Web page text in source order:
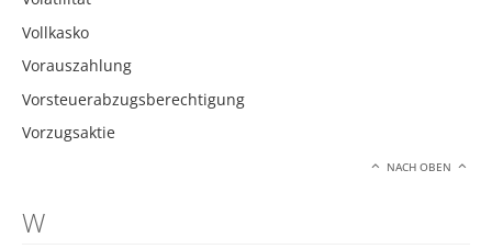
Vollkasko
Vorauszahlung
Vorsteuerabzugsberechtigung
Vorzugsaktie
NACH OBEN
W